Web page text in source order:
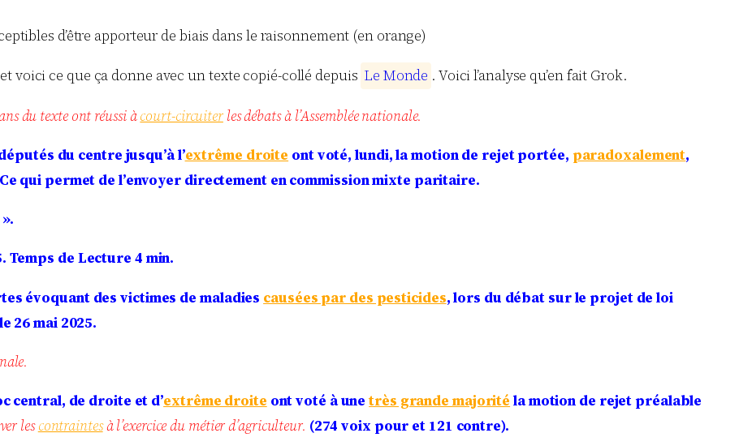
d’être apporteur de biais dans le raisonnement (en orange)
voici ce que ça donne avec un texte copié-collé depuis Le Monde . Voici l’analyse qu’en fait Grok.
du texte ont réussi àcourt-circuiterles débats à l’Assemblée nationale.
du centre jusqu’à l’extrême droite ont voté, lundi, la motion de rejet portée, paradoxalement,
Ce qui permet de l’envoyer directement en commission mixte paritaire.
».
Temps de Lecture 4 min.
évoquant des victimes de maladies causées par des pesticides, lors du débat sur le projet de loi
26 mai 2025.
central, de droite et d’extrême droite ont voté à unetrès grande majorité la motion de rejet préalable
lescontraintesà l’exercice du métier d’agriculteur. (274 voix pour et 121 contre).